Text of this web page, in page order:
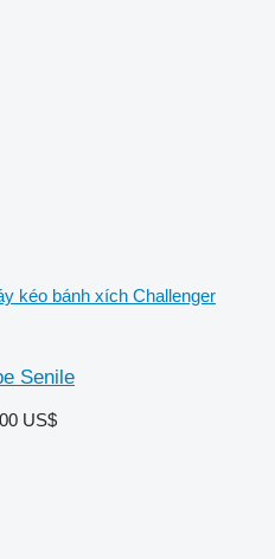
kéo bánh xích Challenger
Senile
US$